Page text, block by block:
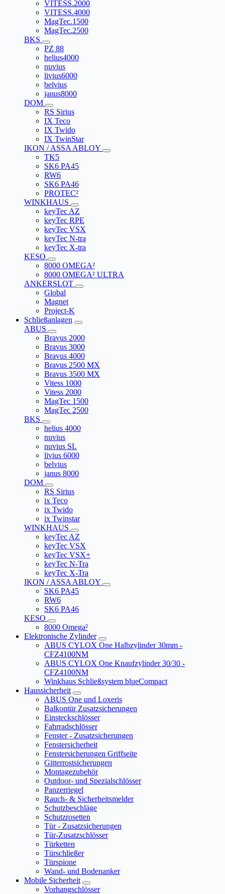
VITESS.2000
VITESS.4000
MagTec.1500
MagTec.2500
BKS
PZ 88
helius4000
nuvius
livius6000
belvius
janus8000
DOM
RS Sirius
IX Teco
IX Twido
IX TwinStar
IKON / ASSA ABLOY
TK5
SK6 PA45
RW6
SK6 PA46
PROTEC²
WINKHAUS
keyTec AZ
keyTec RPE
keyTec VSX
keyTec N-tra
keyTec X-tra
KESO
8000 OMEGA²
8000 OMEGA² ULTRA
ANKERSLOT
Global
Magnet
Project-K
Schließanlagen
ABUS
Bravus 2000
Bravus 3000
Bravus 4000
Bravus 2500 MX
Bravus 3500 MX
Vitess 1000
Vitess 2000
MagTec 1500
MagTec 2500
BKS
helius 4000
nuvius
nuvius SL
livius 6000
belvius
janus 8000
DOM
RS Sirius
ix Teco
ix Twido
ix Twinstar
WINKHAUS
keyTec AZ
keyTec VSX
keyTec VSX+
keyTec N-Tra
keyTec X-Tra
IKON / ASSA ABLOY
SK6 PA45
RW6
SK6 PA46
KESO
8000 Omega²
Elektronische Zylinder
ABUS CYLOX One Halbzylinder 30mm -
CFZ4100NM
ABUS CYLOX One Knaufzylinder 30/30 -
CFZ4100NM
Winkhaus Schließsystem blueCompact
Haussicherheit
ABUS One und Loxeris
Balkontür Zusatzsicherungen
Einsteckschlösser
Fahrradschlösser
Fenster - Zusatzsicherungen
Fenstersicherheit
Fenstersicherungen Griffseite
Gitterrostsicherungen
Montagezubehör
Outdoor- und Spezialschlösser
Panzerriegel
Rauch- & Sicherheitsmelder
Schutzbeschläge
Schutzrosetten
Tür - Zusatzsicherungen
Tür-Zusatzschlösser
Türketten
Türschließer
Türspione
Wand- und Bodenanker
Mobile Sicherheit
Vorhangschlösser